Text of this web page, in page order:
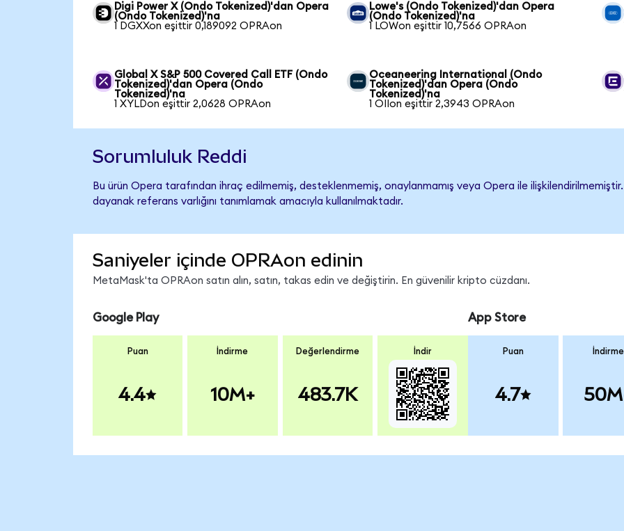
Digi Power X (Ondo Tokenized)'dan Opera
(Ondo Tokenized)'na
1 DGXXon eşittir 0,189092 OPRAon
Lowe's (Ondo Tokenized)'dan Opera
(Ondo Tokenized)'na
1 LOWon eşittir 10,7566 OPRAon
Global X S&P 500 Covered Call ETF (Ondo
Tokenized)'dan Opera (Ondo
Tokenized)'na
1 XYLDon eşittir 2,0628 OPRAon
Oceaneering International (Ondo
Tokenized)'dan Opera (Ondo
Tokenized)'na
1 OIIon eşittir 2,3943 OPRAon
Sorumluluk Reddi
Bu ürün Opera tarafından ihraç edilmemiş, desteklenmemiş, onaylanmamış veya Opera ile
dayanak referans varlığını tanımlamak amacıyla kullanılmaktadır.
Saniyeler içinde OPRAon edinin
MetaMask'ta OPRAon satın alın, satın, takas edin ve değiştirin. En güvenilir kripto cüzdanı.
Google Play
Puan
4.4
İndirme
10M+
Değerlendirme
483.7K
İndir
App Store
Puan
4.7
İndirme